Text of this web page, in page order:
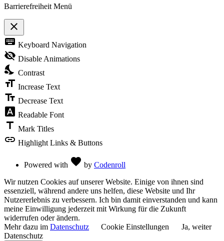
Barrierefreiheit Menü
close
Toggle
the
visibility
of
Accessibility
Toolbar
keyboard Keyboard Navigation
visibility_off Disable Animations
nights_stay Contrast
format_size Increase Text
text_fields Decrease Text
font_download Readable Font
title Mark Titles
link Highlight Links & Buttons
Powered with favorite by Codenroll
Wir nutzen Cookies auf unserer Website. Einige von ihnen sind
essenziell, während andere uns helfen, diese Website und Ihr
Nutzererlebnis zu verbessern. Ich bin damit einverstanden und kann
meine Einwilligung jederzeit mit Wirkung für die Zukunft
widerrufen oder ändern.
Mehr dazu im Datenschutz Cookie Einstellungen
Ja, weiter
Datenschutz